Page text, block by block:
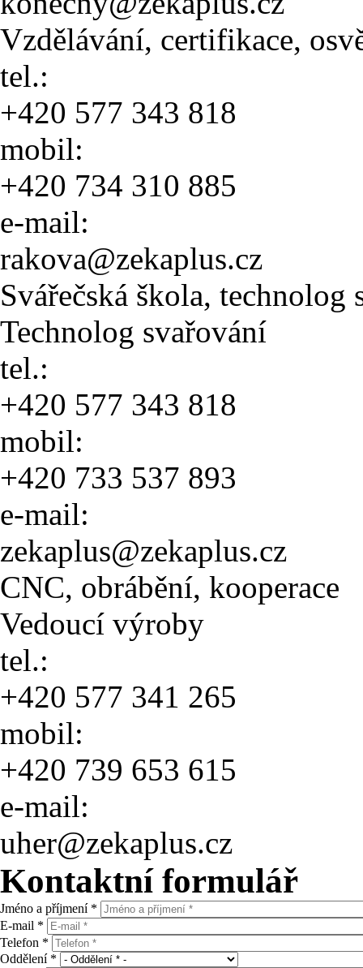
Vzdělávání, certifikace,
tel.:
+420 577 343 818
mobil:
+420 734 310 885
e-mail:
rakova@zekaplus.cz
Svářečská škola, technolog
Technolog svařování
tel.:
+420 577 343 818
mobil:
+420 733 537 893
e-mail:
zekaplus@zekaplus.cz
CNC, obrábění, kooperace
Vedoucí výroby
tel.:
+420 577 341 265
mobil:
+420 739 653 615
e-mail:
uher@zekaplus.cz
Kontaktní formulář
Jméno a příjmení *
E-mail *
Telefon *
Oddělení *